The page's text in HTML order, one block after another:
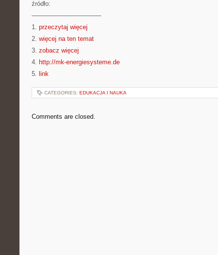
źródło:
———————————
1. przeczytaj więcej
2. więcej na ten temat
3. zobacz więcej
4. http://mk-energiesysteme.de
5. link
CATEGORIES: EDUKACJA I NAUKA
Comments are closed.